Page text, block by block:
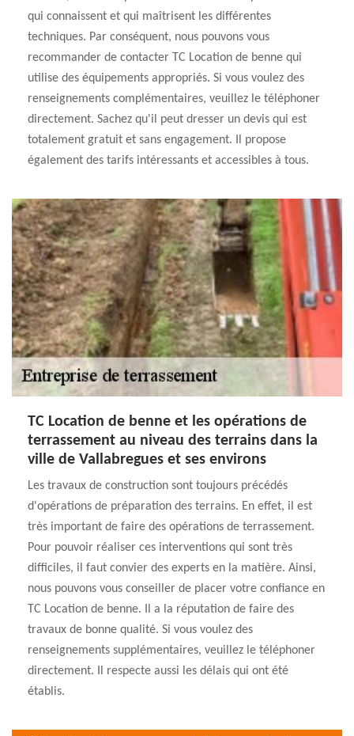
qui connaissent et qui maîtrisent les différentes
techniques. Par conséquent, nous pouvons vous
recommander de contacter TC Location de benne qui
utilise des équipements appropriés. Si vous voulez des
renseignements complémentaires, veuillez le téléphoner
directement. Sachez qu'il peut dresser un devis qui est
totalement gratuit et sans engagement. Il propose
également des tarifs intéressants et accessibles à tous.
TC Location de benne et les opérations de
terrassement au niveau des terrains dans la
ville de Vallabregues et ses environs
Les travaux de construction sont toujours précédés
d'opérations de préparation des terrains. En effet, il est
très important de faire des opérations de terrassement.
Pour pouvoir réaliser ces interventions qui sont très
difficiles, il faut convier des experts en la matière. Ainsi,
nous pouvons vous conseiller de placer votre confiance en
TC Location de benne. Il a la réputation de faire des
travaux de bonne qualité. Si vous voulez des
renseignements supplémentaires, veuillez le téléphoner
directement. Il respecte aussi les délais qui ont été
établis.